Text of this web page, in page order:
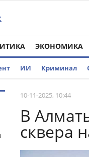
ЭКОНОМИКА
ИИ Криминал
10-11-2025, 10:44
В
сквера